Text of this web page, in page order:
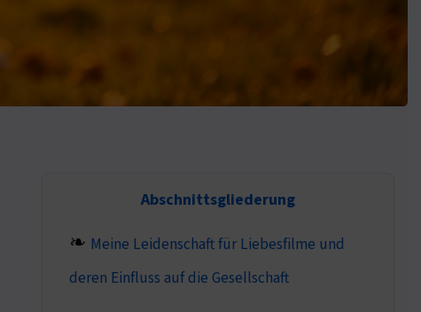
Abschnittsgliederung
Meine Leidenschaft für Liebesfilme und
deren Einfluss auf die Gesellschaft